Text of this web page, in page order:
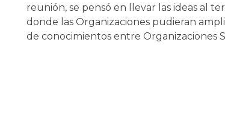
reunión, se pensó en llevar las ideas al
donde las Organizaciones pudieran
de conocimientos entre Organizaciones